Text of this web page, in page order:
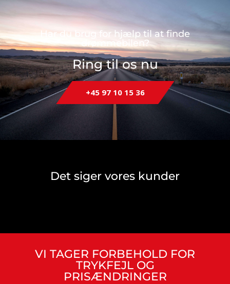
Har du brug for hjælp til at finde
drømmebilen?
Ring til os nu
+45 97 10 15 36
Det siger vores kunder
VI TAGER FORBEHOLD FOR
TRYKFEJL OG
PRISÆNDRINGER